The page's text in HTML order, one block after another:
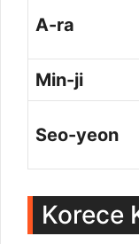
A-ra
Min-ji
Seo-yeon
Korece